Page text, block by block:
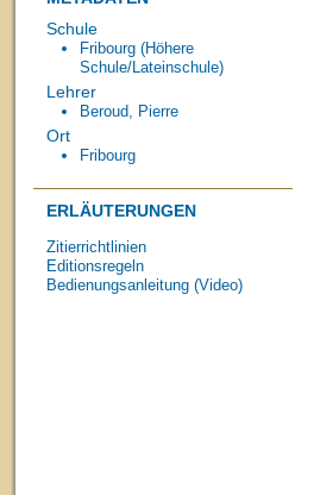
Schule
Fribourg (Höhere
Schule/Lateinschule)
Lehrer
Beroud, Pierre
Ort
Fribourg
ERLÄUTERUNGEN
Zitierrichtlinien
Editionsregeln
Bedienungsanleitung (Video)